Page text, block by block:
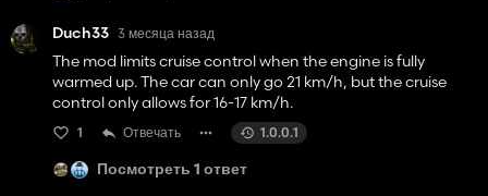
Duch33 3 месяца назад
The mod limits cruise control when the engine is fully
warmed up. The car can only go 21 km/h, but the cruise
control only allows for 16-17 km/h.
1 Отвечать 1.0.0.1
Посмотреть 1 ответ